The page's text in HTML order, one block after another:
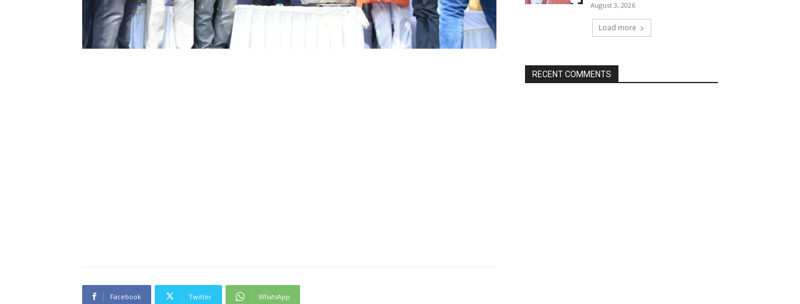
Facebook Twitter WhatsApp
August 3, 2026
Load more
RECENT COMMENTS